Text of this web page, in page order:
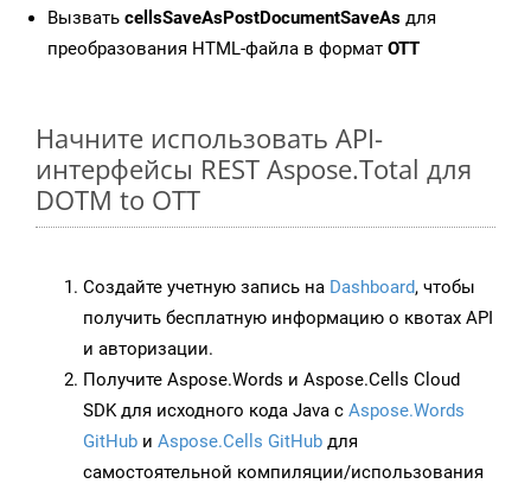
Вызвать cellsSaveAsPostDocumentSaveAs для
преобразования HTML-файла в формат OTT
Начните использовать API-
интерфейсы REST Aspose.Total для
DOTM to OTT
Создайте учетную запись на Dashboard, чтобы
получить бесплатную информацию о квотах API
и авторизации.
Получите Aspose.Words и Aspose.Cells Cloud
SDK для исходного кода Java с Aspose.Words
GitHub и Aspose.Cells GitHub для
самостоятельной компиляции/использования